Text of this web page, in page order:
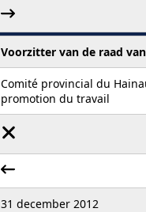
Voorzitter van de raad
Comité provincial du
promotion du travail
31 december 2012